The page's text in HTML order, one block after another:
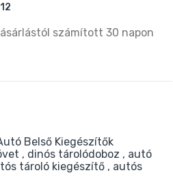
számított 30 napon
Belső Kiegészítők
dinós tárolódoboz
autó
tároló kiegészítő
autós